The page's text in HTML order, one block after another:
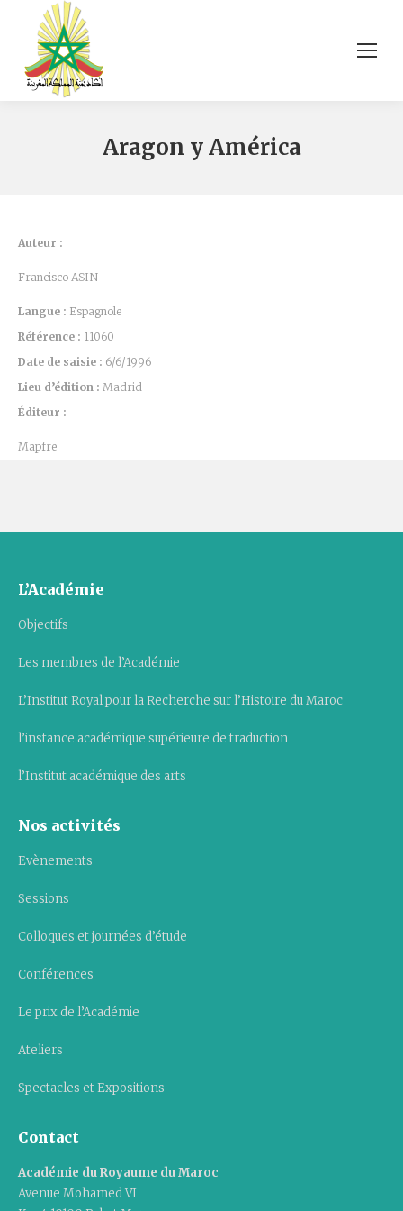
Aragon y América
Auteur :
Francisco ASIN
Langue : Espagnole
Référence : 11060
Date de saisie : 6/6/1996
Lieu d’édition : Madrid
Éditeur :
Mapfre
L’Académie
Objectifs
Les membres de l’Académie
L’Institut Royal pour la Recherche sur l’Histoire du Maroc
l’instance académique supérieure de traduction
l’Institut académique des arts
Nos activités
Evènements
Sessions
Colloques et journées d’étude
Conférences
Le prix de l’Académie
Ateliers
Spectacles et Expositions
Contact
Académie du Royaume du Maroc
Avenue Mohamed VI